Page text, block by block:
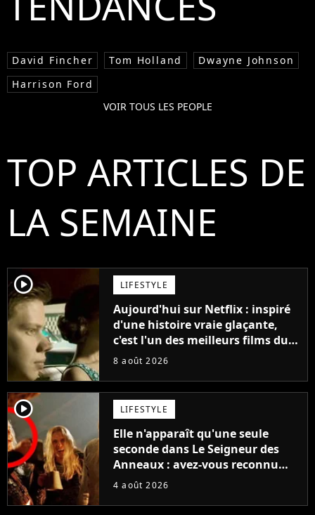
David Fincher Tom Holland
Dwayne Johnson
Harrison Ford
VOIR TOUS LES PEOPLE
TOP ARTICLES DE
LA SEMAINE
player2 LIFESTYLE
Aujourd'hui sur Netflix : inspiré
d'une histoire vraie glaçante,
c'est l'un des meilleurs films du
21ème siècle
8 août 2026
player2 LIFESTYLE
Elle n'apparaît qu'une seule
seconde dans Le Seigneur des
Anneaux : avez-vous reconnu
cette légende du cinéma dans la
4 août 2026